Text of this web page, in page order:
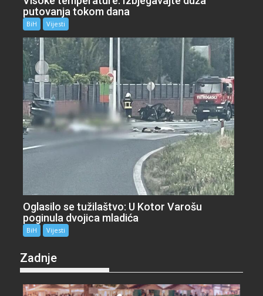
putovanja tokom dana
BiH Vijesti
Oglasilo se tužilaštvo: U Kotor Varošu
poginula dvojica mladića
BiH Vijesti
Zadnje